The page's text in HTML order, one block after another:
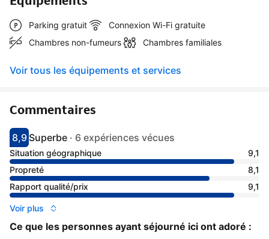
Parking gratuit
Connexion Wi-Fi gratuite
Chambres non-fumeurs
Chambres familiales
Voir tous les équipements et services
Commentaires
Avec une note de 8.9
8,9
superbeSuperbe · 6 expériences vécues
Situation géographique
9,1
Propreté
8,1
Rapport qualité/prix
9,1
Voir plus
Ce que les personnes ayant séjourné ici ont adoré :